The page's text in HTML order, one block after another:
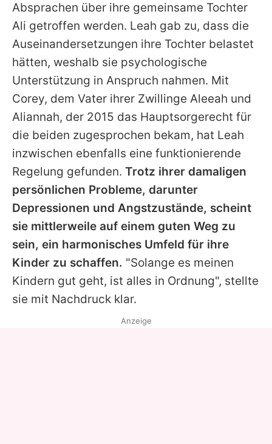
Absprachen über ihre gemeinsame Tochter
Ali getroffen werden. Leah gab zu, dass die
Auseinandersetzungen ihre Tochter belastet
hätten, weshalb sie psychologische
Unterstützung in Anspruch nahmen. Mit
Corey, dem Vater ihrer Zwillinge Aleeah und
Aliannah, der 2015 das Hauptsorgerecht für
die beiden zugesprochen bekam, hat Leah
inzwischen ebenfalls eine funktionierende
Regelung gefunden. Trotz ihrer damaligen
persönlichen Probleme, darunter
Depressionen und Angstzustände, scheint
sie mittlerweile auf einem guten Weg zu
sein, ein harmonisches Umfeld für ihre
Kinder zu schaffen. "Solange es meinen
Kindern gut geht, ist alles in Ordnung", stellte
sie mit Nachdruck klar.
Anzeige